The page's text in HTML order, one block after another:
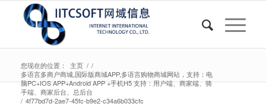
您现在的位置： 主页 / /
多语言多商户商城,国际版商城APP,多语言购物商城网站，支持：电
脑PC+IOS APP+Android APP +手机H5 支持：用户端、商家端、骑
手端、商家后台、总后台
/ 4f77bd7d-2ae7-45fc-b9e2-c34a6b033cfc